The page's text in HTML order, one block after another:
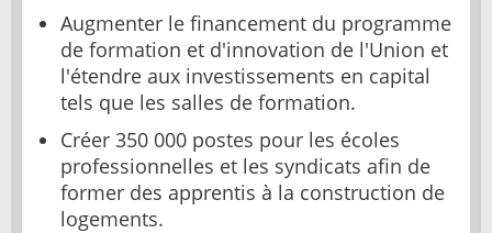
Augmenter le financement du programme
de formation et d'innovation de l'Union et
l'étendre aux investissements en capital
tels que les salles de formation.
Créer 350 000 postes pour les écoles
professionnelles et les syndicats afin de
former des apprentis à la construction de
logements.